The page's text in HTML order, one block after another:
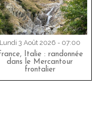
Lundi 3 Août 2026 - 07:00
Italie : randonnée
dans le Mercantour
frontalier